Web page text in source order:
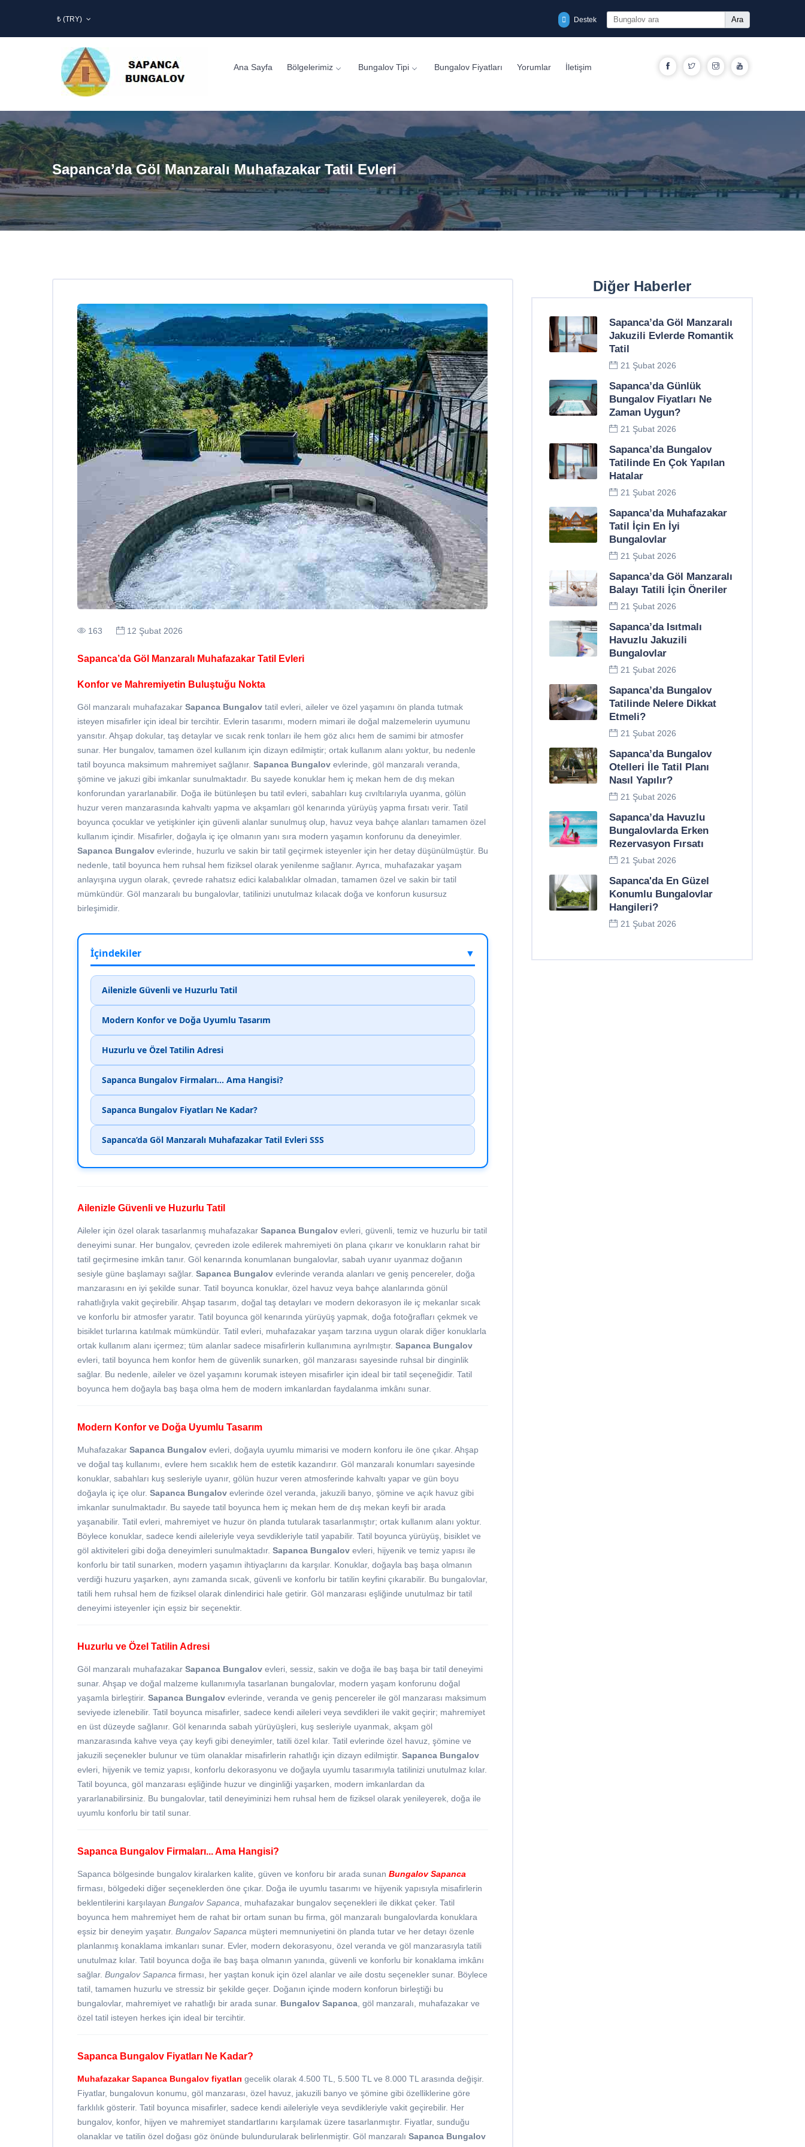
₺ (TRY) Destek Ara
Ana Sayfa Bölgelerimiz Bungalov Tipi Bungalov Fiyatları Yorumlar İletişim FacebookTwitter Instagram
Sapanca’da Göl Manzaralı Muhafazakar Tatil Evleri
163 12 Şubat 2026
Sapanca’da Göl Manzaralı Muhafazakar Tatil Evleri
Konfor ve Mahremiyetin Buluştuğu Nokta
Göl manzaralı muhafazakar Sapanca Bungalov tatil evleri, aileler ve özel yaşamını ön planda tutmak
isteyen misafirler için ideal bir tercihtir. Evlerin tasarımı, modern mimari ile doğal malzemelerin uyumunu
yansıtır. Ahşap dokular, taş detaylar ve sıcak renk tonları ile hem göz alıcı hem de samimi bir atmosfer
sunar. Her bungalov, tamamen özel kullanım için dizayn edilmiştir; ortak kullanım alanı yoktur, bu nedenle
tatil boyunca maksimum mahremiyet sağlanır. Sapanca Bungalov evlerinde, göl manzaralı veranda,
şömine ve jakuzi gibi imkanlar sunulmaktadır. Bu sayede konuklar hem iç mekan hem de dış mekan
konforundan yararlanabilir. Doğa ile bütünleşen bu tatil evleri, sabahları kuş cıvıltılarıyla uyanma, gölün
huzur veren manzarasında kahvaltı yapma ve akşamları göl kenarında yürüyüş yapma fırsatı verir. Tatil
boyunca çocuklar ve yetişkinler için güvenli alanlar sunulmuş olup, havuz veya bahçe alanları tamamen özel
kullanım içindir. Misafirler, doğayla iç içe olmanın yanı sıra modern yaşamın konforunu da deneyimler.
Sapanca Bungalov evlerinde, huzurlu ve sakin bir tatil geçirmek isteyenler için her detay düşünülmüştür. Bu
nedenle, tatil boyunca hem ruhsal hem fiziksel olarak yenilenme sağlanır. Ayrıca, muhafazakar yaşam
anlayışına uygun olarak, çevrede rahatsız edici kalabalıklar olmadan, tamamen özel ve sakin bir tatil
mümkündür. Göl manzaralı bu bungalovlar, tatilinizi unutulmaz kılacak doğa ve konforun kusursuz
birleşimidir.
İçindekiler ▼
Ailenizle Güvenli ve Huzurlu Tatil
Modern Konfor ve Doğa Uyumlu Tasarım
Huzurlu ve Özel Tatilin Adresi
Sapanca Bungalov Firmaları... Ama Hangisi?
Sapanca Bungalov Fiyatları Ne Kadar?
Sapanca’da Göl Manzaralı Muhafazakar Tatil Evleri SSS
Ailenizle Güvenli ve Huzurlu Tatil
Aileler için özel olarak tasarlanmış muhafazakar Sapanca Bungalov evleri, güvenli, temiz ve huzurlu bir tatil
deneyimi sunar. Her bungalov, çevreden izole edilerek mahremiyeti ön plana çıkarır ve konukların rahat bir
tatil geçirmesine imkân tanır. Göl kenarında konumlanan bungalovlar, sabah uyanır uyanmaz doğanın
sesiyle güne başlamayı sağlar. Sapanca Bungalov evlerinde veranda alanları ve geniş pencereler, doğa
manzarasını en iyi şekilde sunar. Tatil boyunca konuklar, özel havuz veya bahçe alanlarında gönül
rahatlığıyla vakit geçirebilir. Ahşap tasarım, doğal taş detayları ve modern dekorasyon ile iç mekanlar sıcak
ve konforlu bir atmosfer yaratır. Tatil boyunca göl kenarında yürüyüş yapmak, doğa fotoğrafları çekmek ve
bisiklet turlarına katılmak mümkündür. Tatil evleri, muhafazakar yaşam tarzına uygun olarak diğer konuklarla
ortak kullanım alanı içermez; tüm alanlar sadece misafirlerin kullanımına ayrılmıştır. Sapanca Bungalov
evleri, tatil boyunca hem konfor hem de güvenlik sunarken, göl manzarası sayesinde ruhsal bir dinginlik
sağlar. Bu nedenle, aileler ve özel yaşamını korumak isteyen misafirler için ideal bir tatil seçeneğidir. Tatil
boyunca hem doğayla baş başa olma hem de modern imkanlardan faydalanma imkânı sunar.
Modern Konfor ve Doğa Uyumlu Tasarım
Muhafazakar Sapanca Bungalov evleri, doğayla uyumlu mimarisi ve modern konforu ile öne çıkar. Ahşap
ve doğal taş kullanımı, evlere hem sıcaklık hem de estetik kazandırır. Göl manzaralı konumları sayesinde
konuklar, sabahları kuş sesleriyle uyanır, gölün huzur veren atmosferinde kahvaltı yapar ve gün boyu
doğayla iç içe olur. Sapanca Bungalov evlerinde özel veranda, jakuzili banyo, şömine ve açık havuz gibi
imkanlar sunulmaktadır. Bu sayede tatil boyunca hem iç mekan hem de dış mekan keyfi bir arada
yaşanabilir. Tatil evleri, mahremiyet ve huzur ön planda tutularak tasarlanmıştır; ortak kullanım alanı yoktur.
Böylece konuklar, sadece kendi aileleriyle veya sevdikleriyle tatil yapabilir. Tatil boyunca yürüyüş, bisiklet ve
göl aktiviteleri gibi doğa deneyimleri sunulmaktadır. Sapanca Bungalov evleri, hijyenik ve temiz yapısı ile
konforlu bir tatil sunarken, modern yaşamın ihtiyaçlarını da karşılar. Konuklar, doğayla baş başa olmanın
verdiği huzuru yaşarken, aynı zamanda sıcak, güvenli ve konforlu bir tatilin keyfini çıkarabilir. Bu bungalovlar,
tatili hem ruhsal hem de fiziksel olarak dinlendirici hale getirir. Göl manzarası eşliğinde unutulmaz bir tatil
deneyimi isteyenler için eşsiz bir seçenektir.
Huzurlu ve Özel Tatilin Adresi
Göl manzaralı muhafazakar Sapanca Bungalov evleri, sessiz, sakin ve doğa ile baş başa bir tatil deneyimi
sunar. Ahşap ve doğal malzeme kullanımıyla tasarlanan bungalovlar, modern yaşam konforunu doğal
yaşamla birleştirir. Sapanca Bungalov evlerinde, veranda ve geniş pencereler ile göl manzarası maksimum
seviyede izlenebilir. Tatil boyunca misafirler, sadece kendi aileleri veya sevdikleri ile vakit geçirir; mahremiyet
en üst düzeyde sağlanır. Göl kenarında sabah yürüyüşleri, kuş sesleriyle uyanmak, akşam göl
manzarasında kahve veya çay keyfi gibi deneyimler, tatili özel kılar. Tatil evlerinde özel havuz, şömine ve
jakuzili seçenekler bulunur ve tüm olanaklar misafirlerin rahatlığı için dizayn edilmiştir. Sapanca Bungalov
evleri, hijyenik ve temiz yapısı, konforlu dekorasyonu ve doğayla uyumlu tasarımıyla tatilinizi unutulmaz kılar.
Tatil boyunca, göl manzarası eşliğinde huzur ve dinginliği yaşarken, modern imkanlardan da
yararlanabilirsiniz. Bu bungalovlar, tatil deneyiminizi hem ruhsal hem de fiziksel olarak yenileyerek, doğa ile
uyumlu konforlu bir tatil sunar.
Sapanca Bungalov Firmaları... Ama Hangisi?
Sapanca bölgesinde bungalov kiralarken kalite, güven ve konforu bir arada sunan Bungalov Sapanca
firması, bölgedeki diğer seçeneklerden öne çıkar. Doğa ile uyumlu tasarımı ve hijyenik yapısıyla misafirlerin
beklentilerini karşılayan Bungalov Sapanca , muhafazakar bungalov seçenekleri ile dikkat çeker. Tatil
boyunca hem mahremiyet hem de rahat bir ortam sunan bu firma, göl manzaralı bungalovlarda konuklara
eşsiz bir deneyim yaşatır. Bungalov Sapanca müşteri memnuniyetini ön planda tutar ve her detayı özenle
planlanmış konaklama imkanları sunar. Evler, modern dekorasyonu, özel veranda ve göl manzarasıyla tatili
unutulmaz kılar. Tatil boyunca doğa ile baş başa olmanın yanında, güvenli ve konforlu bir konaklama imkânı
sağlar. Bungalov Sapanca firması, her yaştan konuk için özel alanlar ve aile dostu seçenekler sunar. Böylece
tatil, tamamen huzurlu ve stressiz bir şekilde geçer. Doğanın içinde modern konforun birleştiği bu
bungalovlar, mahremiyet ve rahatlığı bir arada sunar. Bungalov Sapanca , göl manzaralı, muhafazakar ve
özel tatil isteyen herkes için ideal bir tercihtir.
Sapanca Bungalov Fiyatları Ne Kadar?
MuhafazakarSapanca Bungalov fiyatları gecelik olarak 4.500 TL, 5.500 TL ve 8.000 TL arasında değişir.
Fiyatlar, bungalovun konumu, göl manzarası, özel havuz, jakuzili banyo ve şömine gibi özelliklerine göre
farklılık gösterir. Tatil boyunca misafirler, sadece kendi aileleriyle veya sevdikleriyle vakit geçirebilir. Her
bungalov, konfor, hijyen ve mahremiyet standartlarını karşılamak üzere tasarlanmıştır. Fiyatlar, sunduğu
olanaklar ve tatilin özel doğası göz önünde bulundurularak belirlenmiştir. Göl manzaralı Sapanca Bungalov
Diğer Haberler
Sapanca’da Göl Manzaralı
Jakuzili Evlerde Romantik
Tatil
21 Şubat 2026
Sapanca’da Günlük
Bungalov Fiyatları Ne
Zaman Uygun?
21 Şubat 2026
Sapanca’da Bungalov
Tatilinde En Çok Yapılan
Hatalar
21 Şubat 2026
Sapanca’da Muhafazakar
Tatil İçin En İyi
Bungalovlar
21 Şubat 2026
Sapanca’da Göl Manzaralı
Balayı Tatili İçin Öneriler
21 Şubat 2026
Sapanca’da Isıtmalı
Havuzlu Jakuzili
Bungalovlar
21 Şubat 2026
Sapanca’da Bungalov
Tatilinde Nelere Dikkat
Etmeli?
21 Şubat 2026
Sapanca’da Bungalov
Otelleri İle Tatil Planı
Nasıl Yapılır?
21 Şubat 2026
Sapanca’da Havuzlu
Bungalovlarda Erken
Rezervasyon Fırsatı
21 Şubat 2026
Sapanca'da En Güzel
Konumlu Bungalovlar
Hangileri?
21 Şubat 2026